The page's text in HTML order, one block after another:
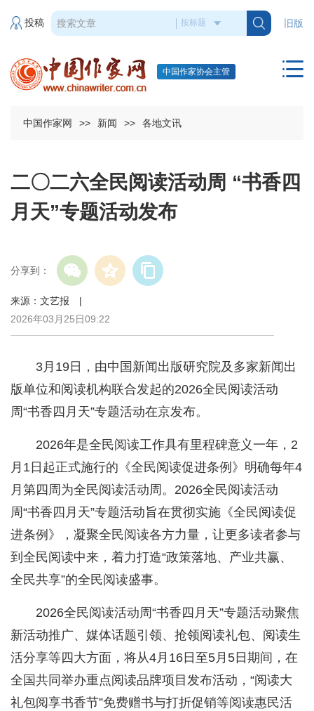
旧版
投稿
中国作家协会主管
中国作家网 >> 新闻 >> 各地文讯
二〇二六全民阅读活动周 “书香四
月天”专题活动发布
分享到：
来源：文艺报 |
2026年03月25日09:22
3月19日，由中国新闻出版研究院及多家新闻出
版单位和阅读机构联合发起的2026全民阅读活动
周“书香四月天”专题活动在京发布。
2026年是全民阅读工作具有里程碑意义一年，2
月1日起正式施行的《全民阅读促进条例》明确每年4
月第四周为全民阅读活动周。2026全民阅读活动
周“书香四月天”专题活动旨在贯彻实施《全民阅读促
进条例》，凝聚全民阅读各方力量，让更多读者参与
到全民阅读中来，着力打造“政策落地、产业共赢、
全民共享”的全民阅读盛事。
2026全民阅读活动周“书香四月天”专题活动聚焦
新活动推广、媒体话题引领、抢领阅读礼包、阅读生
活分享等四大方面，将从4月16日至5月5日期间，在
全国共同举办重点阅读品牌项目发布活动，“阅读大
礼包阅享书香节”免费赠书与打折促销等阅读惠民活